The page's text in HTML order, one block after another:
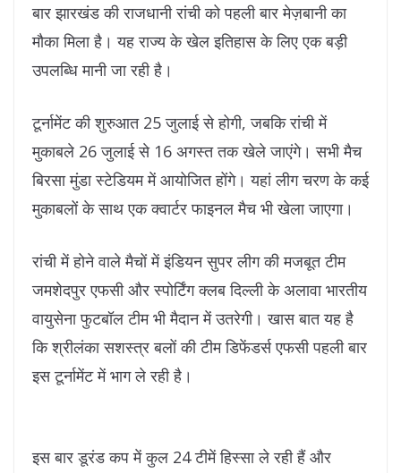
बार झारखंड की राजधानी रांची को पहली बार मेज़बानी का
मौका मिला है। यह राज्य के खेल इतिहास के लिए एक बड़ी
उपलब्धि मानी जा रही है।
टूर्नामेंट की शुरुआत 25 जुलाई से होगी, जबकि रांची में
मुकाबले 26 जुलाई से 16 अगस्त तक खेले जाएंगे। सभी मैच
बिरसा मुंडा स्टेडियम में आयोजित होंगे। यहां लीग चरण के कई
मुकाबलों के साथ एक क्वार्टर फाइनल मैच भी खेला जाएगा।
रांची में होने वाले मैचों में इंडियन सुपर लीग की मजबूत टीम
जमशेदपुर एफसी और स्पोर्टिंग क्लब दिल्ली के अलावा भारतीय
वायुसेना फुटबॉल टीम भी मैदान में उतरेगी। खास बात यह है
कि श्रीलंका सशस्त्र बलों की टीम डिफेंडर्स एफसी पहली बार
इस टूर्नामेंट में भाग ले रही है।
इस बार डूरंड कप में कुल 24 टीमें हिस्सा ले रही हैं और